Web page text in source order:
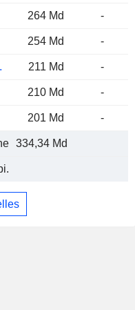
264 Md -
254 Md -
211 Md -
210 Md -
201 Md -
334,34 Md